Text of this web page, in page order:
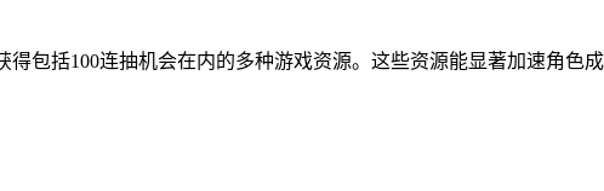
包括100连抽机会在内的多种游戏资源。这些资源能显著加速角色成